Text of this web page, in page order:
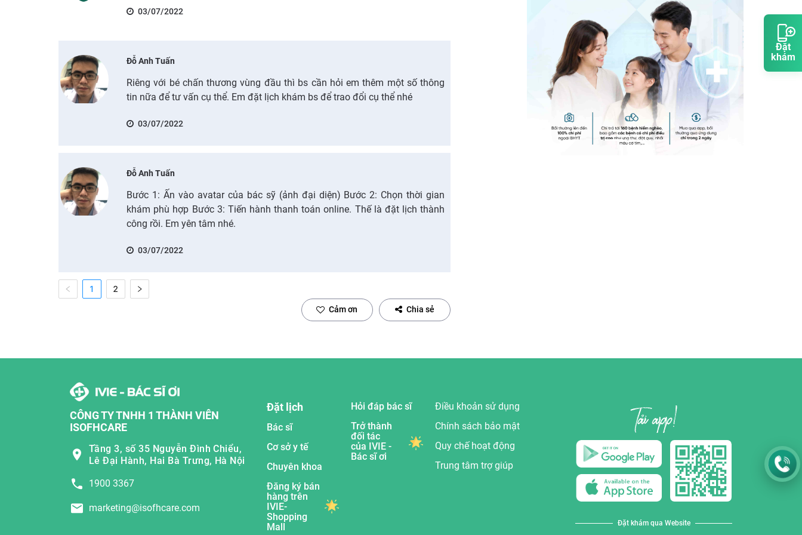
Đặt
khám
03/07/2022
Đỗ Anh Tuấn
Riêng với bé chấn thương vùng đầu thì bs cần hỏi em thêm một số thông
tin nữa để tư vấn cụ thể. Em đặt lịch khám bs để trao đổi cụ thể nhé
03/07/2022
Đỗ Anh Tuấn
Bước 1: Ấn vào avatar của bác sỹ (ảnh đại diện) Bước 2: Chọn thời gian
khám phù hợp Bước 3: Tiến hành thanh toán online. Thế là đặt lịch thành
công rồi. Em yên tâm nhé.
03/07/2022
1 2
Cảm ơn Chia sẻ
CÔNG TY TNHH 1 THÀNH VIÊN
ISOFHCARE
Tầng 3, số 35 Nguyễn Đình Chiểu,
Lê Đại Hành, Hai Bà Trưng, Hà Nội
1900 3367
marketing@isofhcare.com
Đặt lịch
Bác sĩ
Cơ sở y tế
Chuyên khoa
Đăng ký bán
hàng trên
IVIE-
Shopping
Mall
Hỏi đáp bác sĩ
Trở thành
đối tác
của IVIE -
Bác sĩ ơi
Điều khoản sử dụng
Chính sách bảo mật
Quy chế hoạt động
Trung tâm trợ giúp
Đặt khám qua Website